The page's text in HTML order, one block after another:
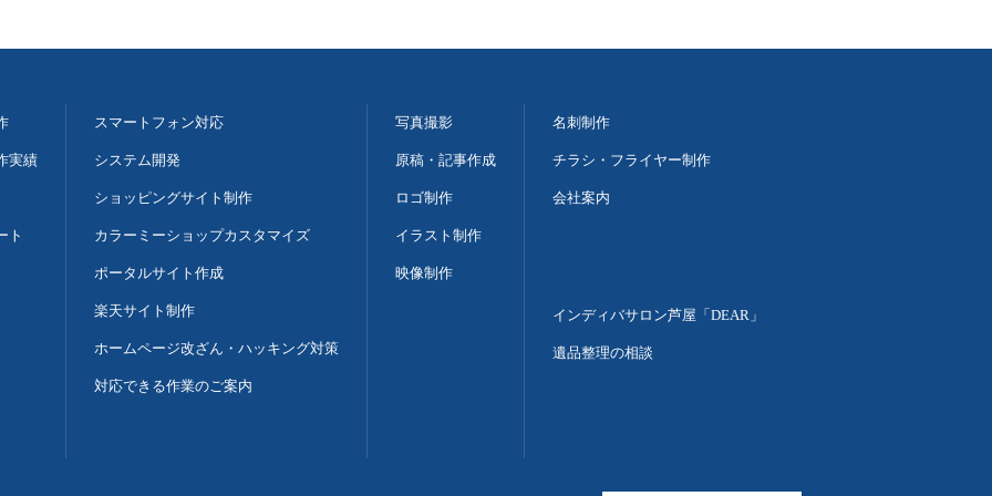
実績
ト
スマートフォン対応
システム開発
ショッピングサイト制作
カラーミーショップカスタマイズ
ポータルサイト作成
楽天サイト制作
ホームページ改ざん・ハッキング対策
対応できる作業のご案内
写真撮影
原稿・記事作成
ロゴ制作
イラスト制作
映像制作
名刺制作
チラシ・フライヤー制作
会社案内
インディバサロン芦屋「DEAR」
遺品整理の相談